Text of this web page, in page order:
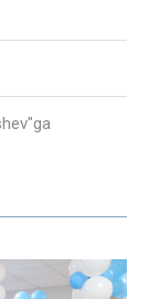
"ga